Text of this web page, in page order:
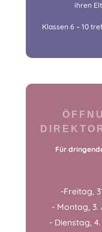
ihren
Klassen 6 – 10
Für
-Freitag,
- Montag, 3.
- Dienstag,